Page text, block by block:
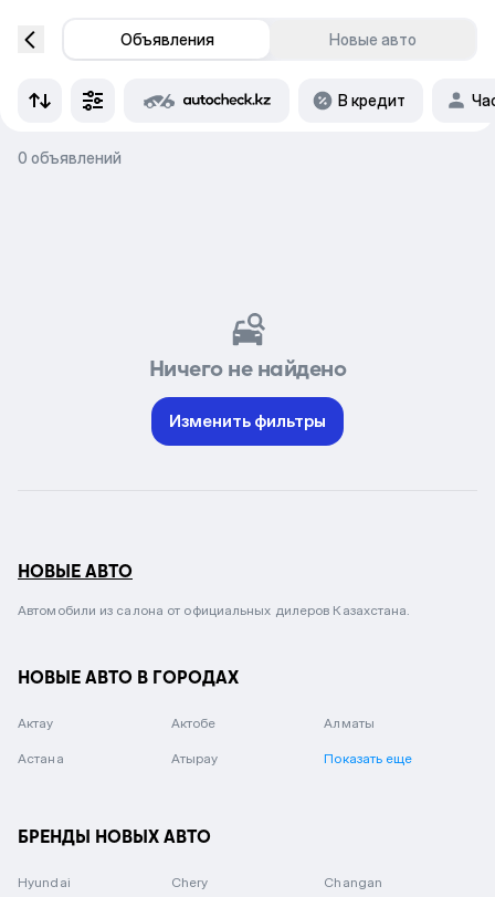
Объявления Новые авто
В кредит
0 объявлений
Ничего не найдено
Изменить фильтры
НОВЫЕ АВТО
Автомобили из салона от официальных дилеров Казахстана.
НОВЫЕ АВТО В ГОРОДАХ
Актау Актобе Алматы
Астана Атырау Показать еще
БРЕНДЫ НОВЫХ АВТО
Hyundai Chery Changan